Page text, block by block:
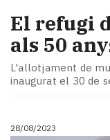
El refugi
als 50
L'allotjament de
inaugurat el 30 de
28/08/2023